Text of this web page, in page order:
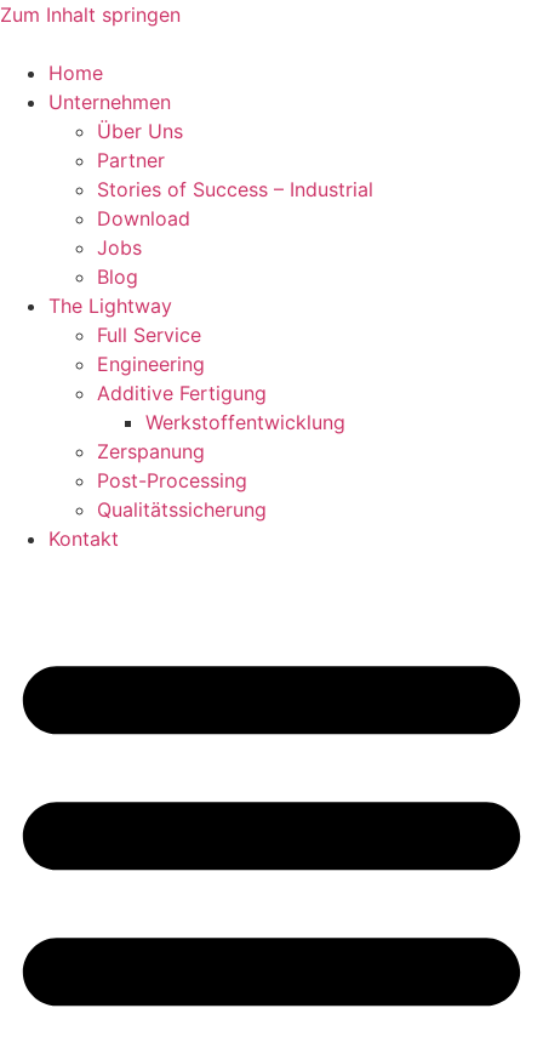
Zum Inhalt springen
Home
Unternehmen
Über Uns
Partner
Stories of Success – Industrial
Download
Jobs
Blog
The Lightway
Full Service
Engineering
Additive Fertigung
Werkstoffentwicklung
Zerspanung
Post-Processing
Qualitätssicherung
Kontakt